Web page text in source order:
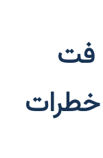
فت
از خطرات